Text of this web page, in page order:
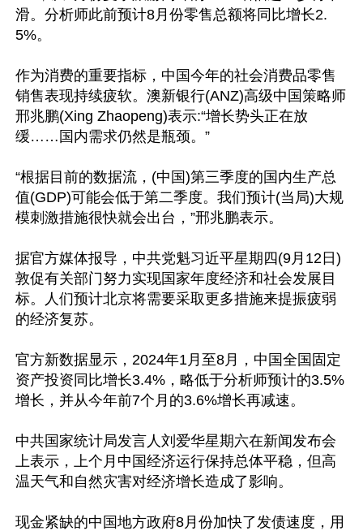
滑。分析师此前预计8月份零售总额将同比增长2.
5%。
作为消费的重要指标，中国今年的社会消费品零售
销售表现持续疲软。澳新银行(ANZ)高级中国策略师
邢兆鹏(Xing Zhaopeng)表示:“增长势头正在放
缓……国内需求仍然是瓶颈。”
“根据目前的数据流，(中国)第三季度的国内生产总
值(GDP)可能会低于第二季度。我们预计(当局)大规
模刺激措施很快就会出台，”邢兆鹏表示。
据官方媒体报导，中共党魁习近平星期四(9月12日)
敦促有关部门努力实现国家年度经济和社会发展目
标。人们预计北京将需要采取更多措施来提振疲弱
的经济复苏。
官方新数据显示，2024年1月至8月，中国全国固定
资产投资同比增长3.4%，略低于分析师预计的3.5%
增长，并从今年前7个月的3.6%增长再减速。
中共国家统计局发言人刘爱华星期六在新闻发布会
上表示，上个月中国经济运行保持总体平稳，但高
温天气和自然灾害对经济增长造成了影响。
现金紧缺的中国地方政府8月份加快了发债速度，用